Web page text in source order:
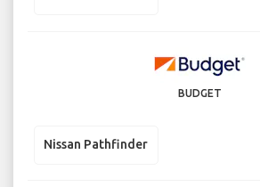
BUDGET
Nissan Pathfinder